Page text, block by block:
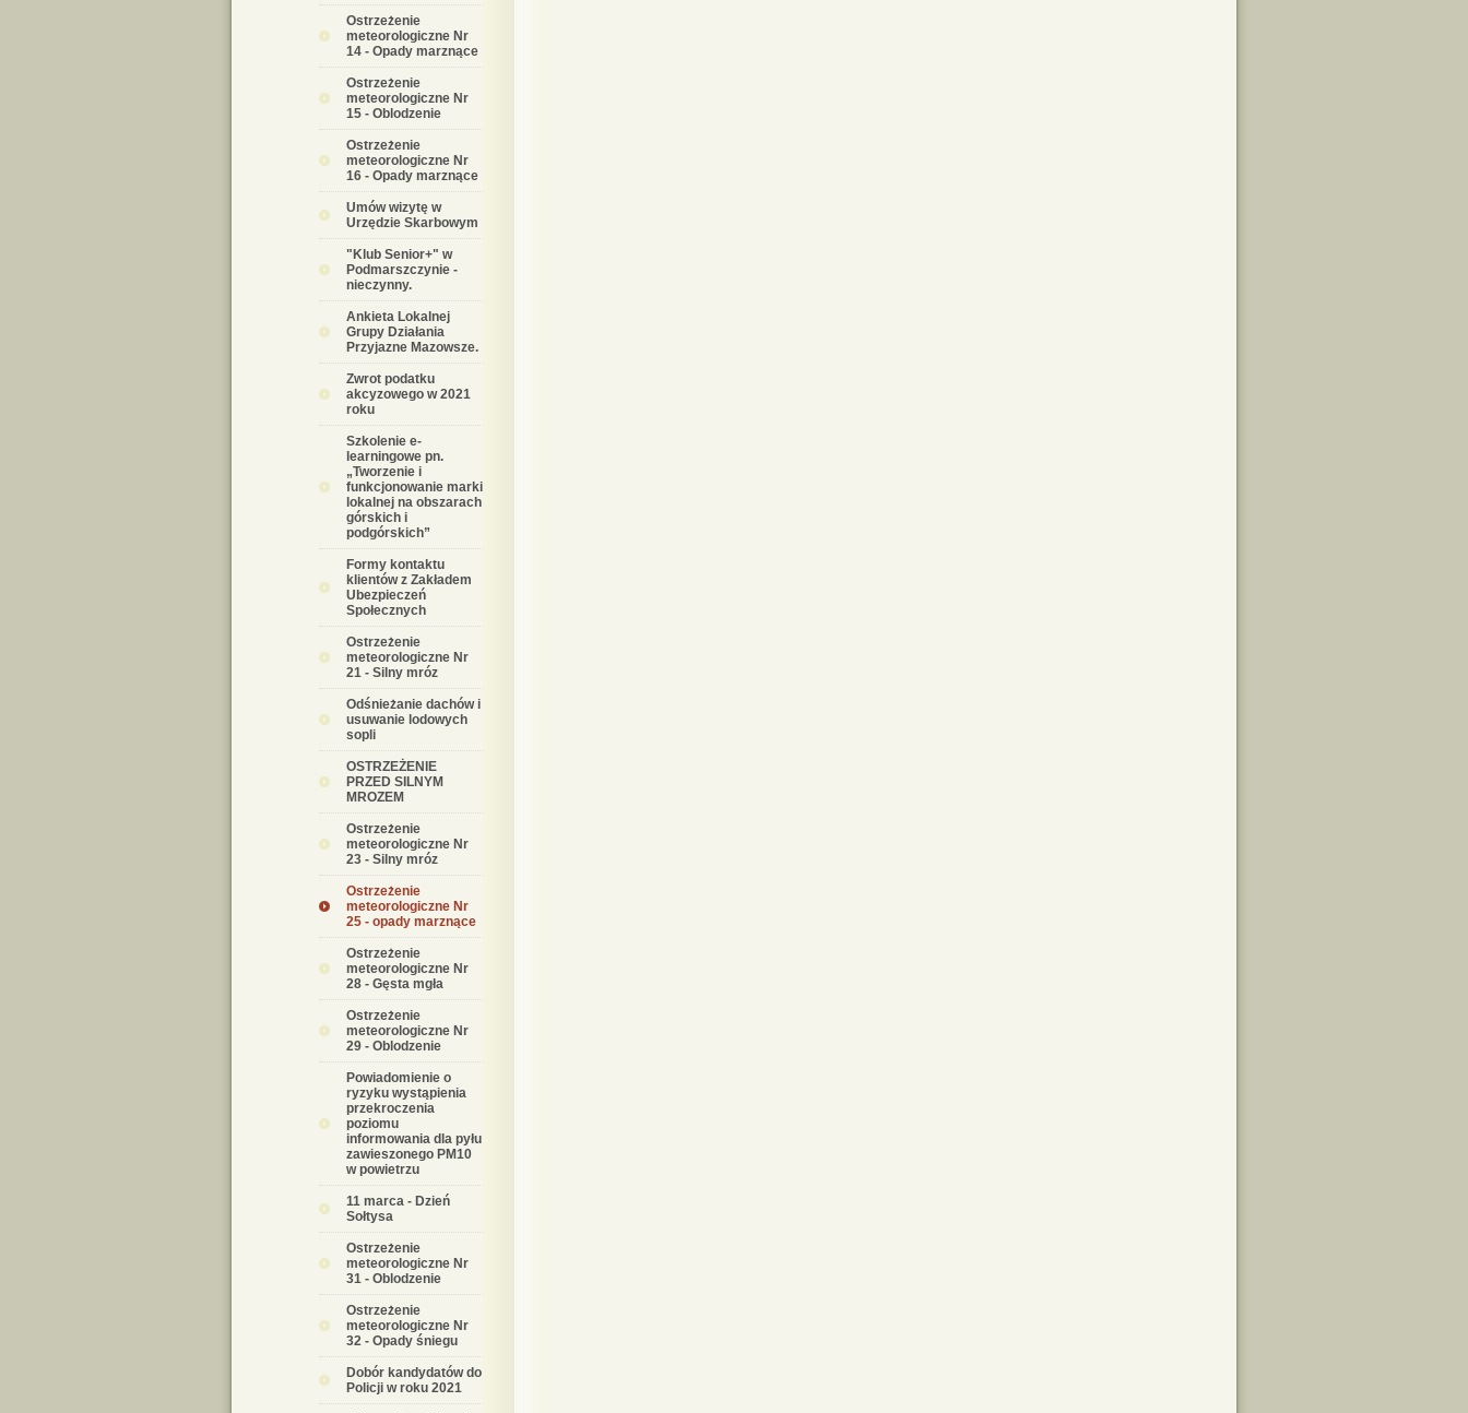
Ostrzeżenie
meteorologiczne Nr
14 - Opady marznące
Ostrzeżenie
meteorologiczne Nr
15 - Oblodzenie
Ostrzeżenie
meteorologiczne Nr
16 - Opady marznące
Umów wizytę w
Urzędzie Skarbowym
"Klub Senior+" w
Podmarszczynie -
nieczynny.
Ankieta Lokalnej
Grupy Działania
Przyjazne Mazowsze.
Zwrot podatku
akcyzowego w 2021
roku
Szkolenie e-
learningowe pn.
„Tworzenie i
funkcjonowanie marki
lokalnej na obszarach
górskich i
podgórskich”
Formy kontaktu
klientów z Zakładem
Ubezpieczeń
Społecznych
Ostrzeżenie
meteorologiczne Nr
21 - Silny mróz
Odśnieżanie dachów i
usuwanie lodowych
sopli
OSTRZEŻENIE
PRZED SILNYM
MROZEM
Ostrzeżenie
meteorologiczne Nr
23 - Silny mróz
Ostrzeżenie
meteorologiczne Nr
25 - opady marznące
Ostrzeżenie
meteorologiczne Nr
28 - Gęsta mgła
Ostrzeżenie
meteorologiczne Nr
29 - Oblodzenie
Powiadomienie o
ryzyku wystąpienia
przekroczenia
poziomu
informowania dla pyłu
zawieszonego PM10
w powietrzu
11 marca - Dzień
Sołtysa
Ostrzeżenie
meteorologiczne Nr
31 - Oblodzenie
Ostrzeżenie
meteorologiczne Nr
32 - Opady śniegu
Dobór kandydatów do
Policji w roku 2021